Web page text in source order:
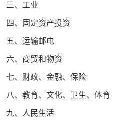
三、工业
四、固定资产投资
五、运输邮电
六、商贸和物资
七、财政、金融、保险
八、教育、文化、卫生、体育
九、人民生活